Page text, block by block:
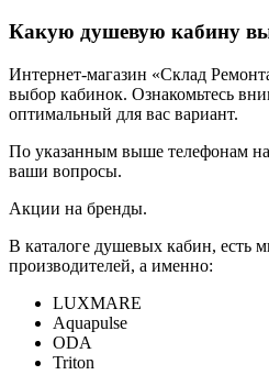
Какую душевую кабину
Интернет-магазин «Склад
выбор кабинок. Ознакомьтесь
оптимальный для вас вариант.
По указанным выше телефонам
ваши вопросы.
Акции на бренды.
В каталоге душевых кабин, есть
производителей, а именно:
LUXMARE
Aquapulse
ODA
Triton